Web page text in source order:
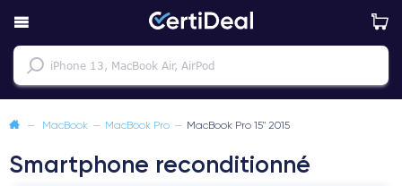
— MacBook — MacBook Pro — MacBook Pro 15" 2015
Smartphone reconditionné